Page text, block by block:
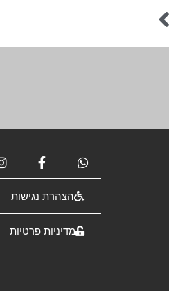
הצהרת נגישות
מדיניות פרטיות